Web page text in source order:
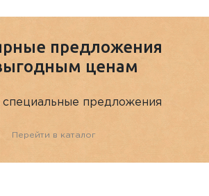
предложения
ценам
предложения
Перейти в каталог